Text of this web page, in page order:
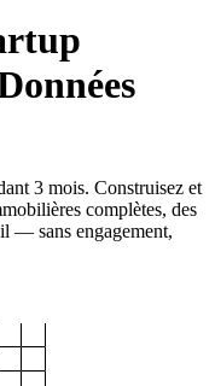
3 mois. Construisez et
complètes, des
— sans engagement,